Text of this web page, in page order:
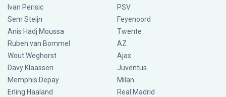
Ivan Perisic
Sem Steijn
Anis Hadj Moussa
Ruben van Bommel
Wout Weghorst
Davy Klaassen
Memphis Depay
Erling Haaland
PSV
Feyenoord
Twente
AZ
Ajax
Juventus
Milan
Real Madrid